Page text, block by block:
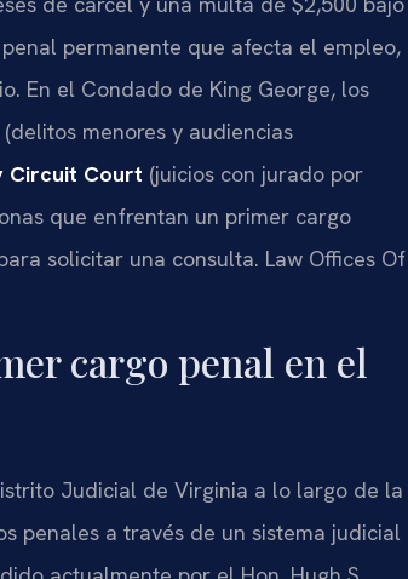
permanente que afecta el empleo,
En el Condado de King George, los
(delitos menores y audiencias
Circuit Court (juicios con jurado por
que enfrentan un primer cargo
solicitar una consulta. Law Offices Of
cargo penal en el
Judicial de Virginia a lo largo de la
penales a través de un sistema judicial